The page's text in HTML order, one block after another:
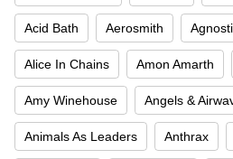
Acid Bath Aerosmith
Alice In Chains Amon Amarth
Amy Winehouse Angels &
Animals As Leaders Anthrax